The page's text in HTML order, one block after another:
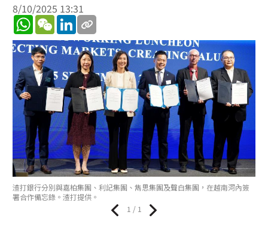
8/10/2025 13:31
WhatsApp
WeChatLinkedIn
渣打銀行分別與嘉柏集團、利記集團、雋思集團及聲白集團，在越南河內簽
署合作備忘錄。渣打提供。
1 / 1